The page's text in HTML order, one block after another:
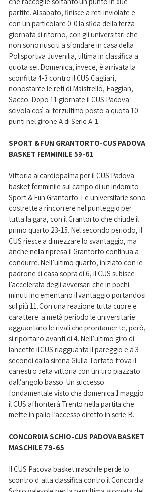
partite. Al sabato, finisce a reti inviolate e
con un particolare 0-0 la sfida della terza
giornata di ritorno, con gli universitari che
non sono riusciti a sfondare in casa della
Polisportiva Juvenilia, ultima in classifica a
quota sei. Domenica, invece, è arrivata la
sconfitta 4-3 contro il CUS Cagliari,
nonostante le reti di Maistrello, Faggian,
Sacco. Dopo 11 giornate il CUS Padova
scivola così al terzultimo posto a quota 10
punti nel girone A di Serie A-1.
SPORT & FUN GRANTORTO-CUS PADOVA
BASKET FEMMINILE 59-61
Vittoria al cardiopalma per il CUS Padova
basket femminile sul campo di un indomito
Sport & Fun Grantorto. Le universitarie sono
costrette a rincorrere nel punteggio per
tutta la gara, con il Grantorto che chiude il
primo quarto 23-15. Nel secondo periodo, il
CUS riesce a dimezzare lo svantaggio, ma
anche nella ripresa il Grantorto continua a
condurre. Nell’ultimo quarto, iniziato con le
padrone di casa sopra di 6, il CUS subisce
l’accelerata degli avversari che in pochi
minuti incrementano il vantaggio portandosi
sul più 11. Con una reazione tutta cuore e
carattere, a metà periodo le universitarie
agguantano le rivali che prontamente, però,
si riportano avanti di 4. Nell’ultimo giro di
lancette il CUS riagguanta il pareggio e a 3
secondi dalla sirena Giulia Tortato trova il
canestro della vittoria con un tiro piazzato
dall’angolo basso. Un successo
fondamentale visto che domenica 1 maggio
il CUS affronterà Trento nella partita che
mette in palio l’accesso diretto in serie B.
CONCORDIA SCHIO-CUS PADOVA BASKET
MASCHILE 79-65
Il CUS Padova basket maschile perde lo
scontro di alta classifica contro il Concordia